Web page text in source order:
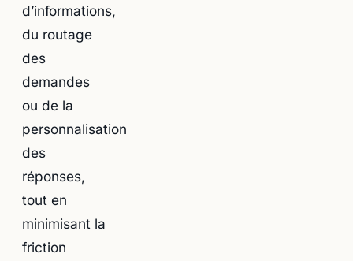
d’informations,
du routage
des
demandes
ou de la
personnalisation
des
réponses,
tout en
minimisant la
friction